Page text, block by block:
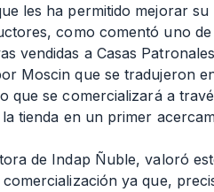
les ha permitido mejorar
como comentó uno
vendidas a Casas
Moscin que se tradujeron
que se comercializará a
tienda en un primer
de Indap Ñuble, valoró
ya que,